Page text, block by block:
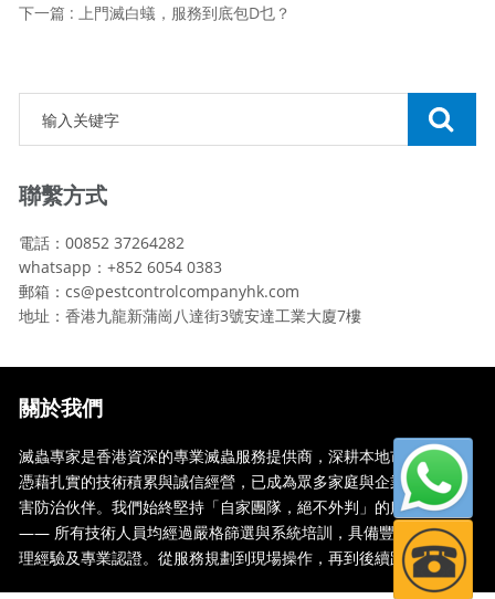
下一篇 : 上門滅白蟻，服務到底包D乜？
聯繫方式
電話：00852 37264282
whatsapp：+852 6054 0383
郵箱：cs@pestcontrolcompanyhk.com
地址：香港九龍新蒲崗八達街3號安達工業大廈7樓
關於我們
滅蟲專家是香港資深的專業滅蟲服務提供商，深耕本地市場多年，
憑藉扎實的技術積累與誠信經營，已成為眾多家庭與企業信賴的蟲
害防治伙伴。我們始終堅持「自家團隊，絕不外判」的服務承諾
—— 所有技術人員均經過嚴格篩選與系統培訓，具備豐富的現場處
理經驗及專業認證。從服務規劃到現場操作，再到後續跟蹤，全...